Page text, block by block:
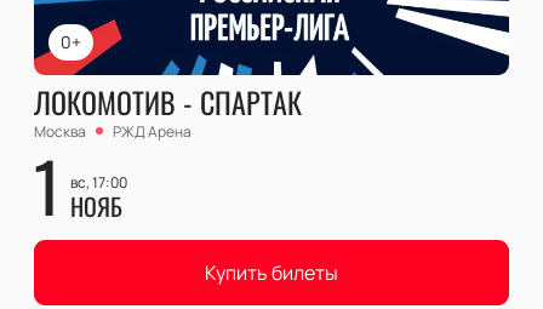
0+
ЛОКОМОТИВ - СПАРТАК
Москва РЖД Арена
1 вс, 17:00
НОЯБ
Купить билеты